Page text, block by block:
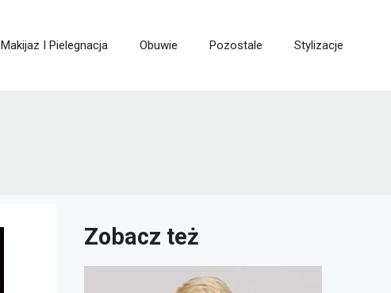
Makijaz I Pielegnacja Obuwie Pozostale Stylizacje
Zobacz też